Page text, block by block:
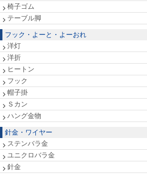
椅子ゴム
テーブル脚
フック・よーと・よーおれ
洋灯
洋折
ヒートン
フック
帽子掛
Ｓカン
ハング金物
針金・ワイヤー
ステンバラ金
ユニクロバラ金
針金